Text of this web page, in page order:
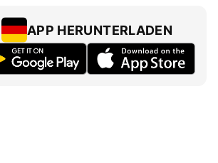
APP HERUNTERLADEN